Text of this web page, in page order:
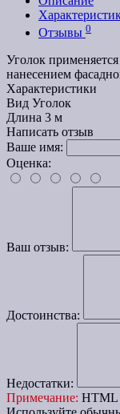
Отзывы 0
Уголок
нанесением
Характеристики
Вид Уголок
Длина 3 м
Написать отзыв
Ваше имя:
Оценка:
Ваш отзыв:
Достоинства:
Недостатки:
Примечание: HTML